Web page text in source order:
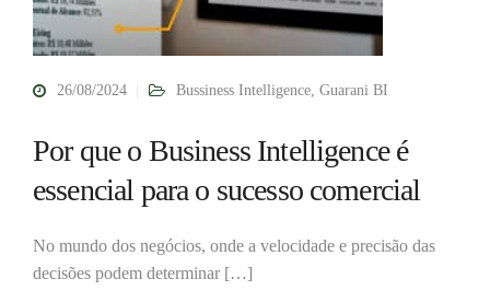
26/08/2024 Bussiness Intelligence, Guarani BI
Por que o Business Intelligence é
essencial para o sucesso comercial
No mundo dos negócios, onde a velocidade e precisão das
decisões podem determinar […]